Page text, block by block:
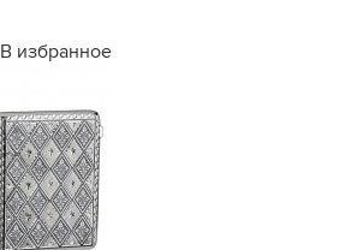
В избранное